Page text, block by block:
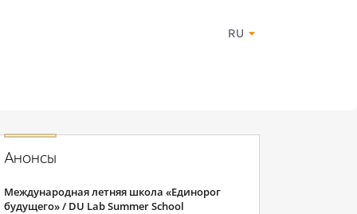
RU
Анонсы
Международная летняя школа «Единорог
будущего» / DU Lab Summer School